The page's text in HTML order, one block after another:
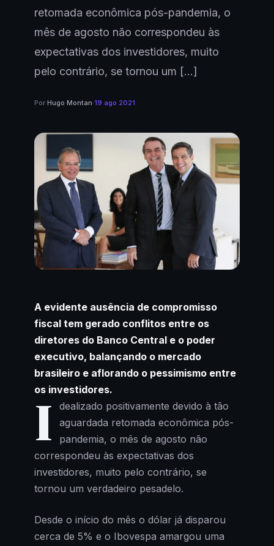
retomada econômica pós-pandemia, o
mês de agosto não correspondeu às
expectativas dos investidores, muito
pelo contrário, se tornou um […]
Por Hugo Montan·19 ago 2021
A evidente ausência de compromisso
fiscal tem gerado conflitos entre os
diretores do Banco Central e o poder
executivo, balançando o mercado
brasileiro e aflorando o pessimismo entre
os investidores.
I
dealizado positivamente devido à tão
aguardada retomada econômica pós-
pandemia, o mês de agosto não
correspondeu às expectativas dos
investidores, muito pelo contrário, se
tornou um verdadeiro pesadelo.
Desde o início do mês o dólar já disparou
cerca de 5% e o Ibovespa amargou uma